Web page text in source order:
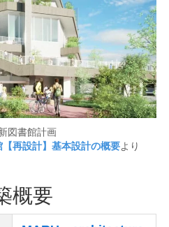
図書館計画
再設計】基本設計の概要より
概要